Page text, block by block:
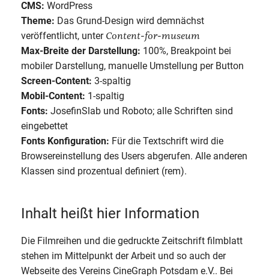
CMS: WordPress
Theme: Das Grund-Design wird demnächst
veröffentlicht, unter Content-for-museum
Max-Breite der Darstellung: 100%, Breakpoint bei
mobiler Darstellung, manuelle Umstellung per Button
Screen-Content: 3-spaltig
Mobil-Content: 1-spaltig
Fonts: JosefinSlab und Roboto; alle Schriften sind
eingebettet
Fonts Konfiguration: Für die Textschrift wird die
Browsereinstellung des Users abgerufen. Alle anderen
Klassen sind prozentual definiert (rem).
Inhalt heißt hier Information
Die Filmreihen und die gedruckte Zeitschrift filmblatt
stehen im Mittelpunkt der Arbeit und so auch der
Webseite des Vereins CineGraph Potsdam e.V.. Bei